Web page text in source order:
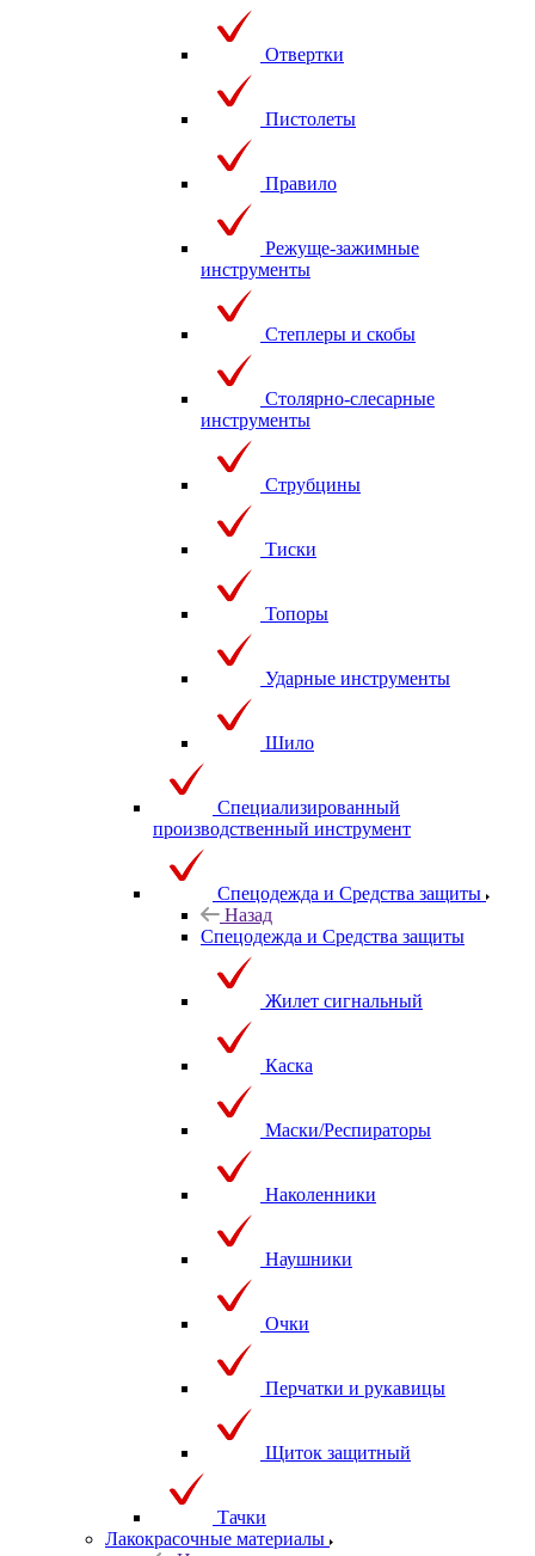
Отвертки
Пистолеты
Правило
Режуще-зажимные
инструменты
Степлеры и скобы
Столярно-слесарные
инструменты
Струбцины
Тиски
Топоры
Ударные инструменты
Шило
Специализированный
производственный инструмент
Спецодежда и Средства защиты
Назад
Спецодежда и Средства защиты
Жилет сигнальный
Каска
Маски/Респираторы
Наколенники
Наушники
Очки
Перчатки и рукавицы
Щиток защитный
Тачки
Лакокрасочные материалы